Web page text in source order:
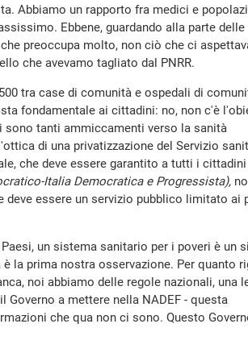
Abbiamo un rapporto fra medici e
Ebbene, guardando alla parte delle
preoccupa molto, non ciò che ci
che avevamo tagliato dal PNRR.
tra case di comunità e ospedali di
fondamentale ai cittadini: no, non c'è
tanti ammiccamenti verso la sanità
di una privatizzazione del Servizio
che deve essere garantito a tutti i cittadini
Italia Democratica e Progressista),
essere un servizio pubblico limitato ai
un sistema sanitario per i poveri è un
la prima nostra osservazione. Per quanto
noi abbiamo delle regole nazionali, una
a mettere nella NADEF - questa
che qua non ci sono. Questo